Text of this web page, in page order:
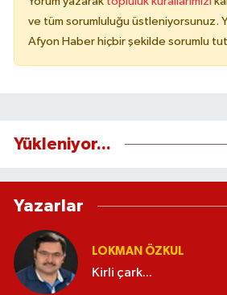
ve tüm sorumluluğu üstleniyorsunuz.
Afyon Haber hiçbir şekilde sorumlu
Yükleniyor...
Yazarlar
LOKMAN ÖZKUL
Kirli çark...